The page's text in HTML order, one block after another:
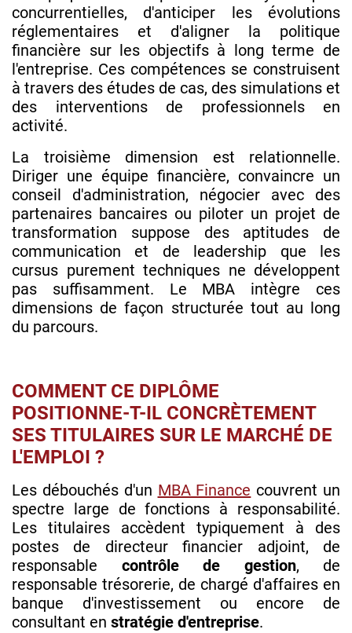
concurrentielles, d'anticiper les évolutions
réglementaires et d'aligner la politique
financière sur les objectifs à long terme de
l'entreprise. Ces compétences se construisent
à travers des études de cas, des simulations et
des interventions de professionnels en
activité.
La troisième dimension est relationnelle.
Diriger une équipe financière, convaincre un
conseil d'administration, négocier avec des
partenaires bancaires ou piloter un projet de
transformation suppose des aptitudes de
communication et de leadership que les
cursus purement techniques ne développent
pas suffisamment. Le MBA intègre ces
dimensions de façon structurée tout au long
du parcours.
COMMENT CE DIPLÔME
POSITIONNE-T-IL CONCRÈTEMENT
SES TITULAIRES SUR LE MARCHÉ DE
L'EMPLOI ?
Les débouchés d'un MBA Finance couvrent un
spectre large de fonctions à responsabilité.
Les titulaires accèdent typiquement à des
postes de directeur financier adjoint, de
responsable contrôle de gestion, de
responsable trésorerie, de chargé d'affaires en
banque d'investissement ou encore de
consultant en stratégie d'entreprise.